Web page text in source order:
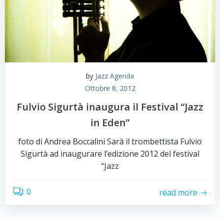
by Jazz Agenda
Ottobre 8, 2012
Fulvio Sigurtà inaugura il Festival “Jazz
in Eden”
foto di Andrea Boccalini Sarà il trombettista Fulvio
Sigurtà ad inaugurare l’edizione 2012 del festival
“Jazz
0 read more